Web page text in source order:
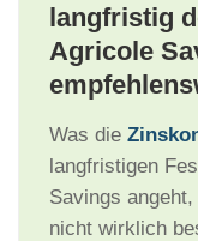
langfristig
Agricole
Was die
langfristigen
Savings
nicht wirklich